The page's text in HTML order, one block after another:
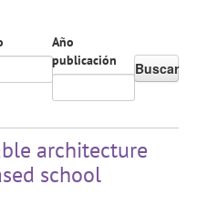
Año
publicación
Buscar
architecture
school